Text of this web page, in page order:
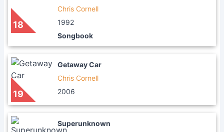
18
Chris Cornell
1992
Songbook
19
Getaway Car
Chris Cornell
2006
Superunknown